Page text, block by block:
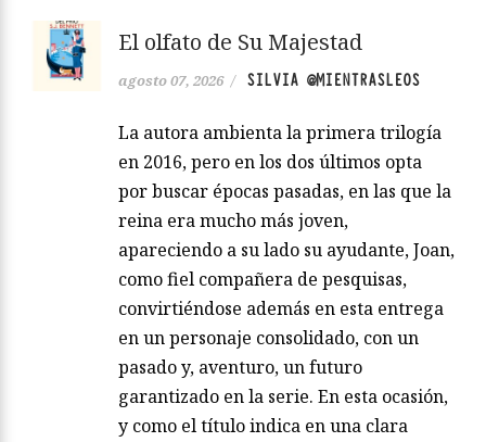
El olfato de Su Majestad
agosto 07, 2026 / SILVIA @MIENTRASLEOS
La autora ambienta la primera trilogía
en 2016, pero en los dos últimos opta
por buscar épocas pasadas, en las que la
reina era mucho más joven,
apareciendo a su lado su ayudante, Joan,
como fiel compañera de pesquisas,
convirtiéndose además en esta entrega
en un personaje consolidado, con un
pasado y, aventuro, un futuro
garantizado en la serie. En esta ocasión,
y como el título indica en una clara